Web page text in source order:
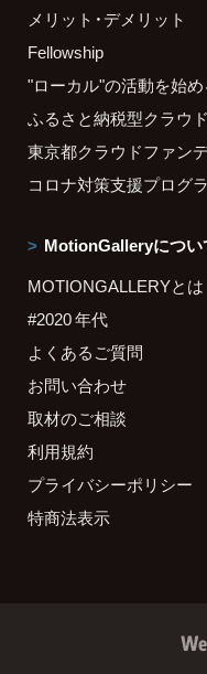
メリット・デメリット
Fellowship
"ローカル"の活動を始め
ふるさと納税型クラウ
東京都クラウドファン
コロナ対策支援プログ
MotionGalleryについ
MOTIONGALLERYとは
#2020 年代
よくあるご質問
お問い合わせ
取材のご相談
利用規約
プライバシーポリシー
特商法表示